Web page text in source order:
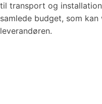
til transport og
samlede budget, som
leverandøren.